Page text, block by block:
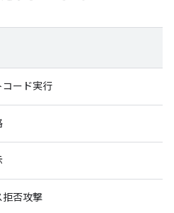
コード実行
拒否攻撃